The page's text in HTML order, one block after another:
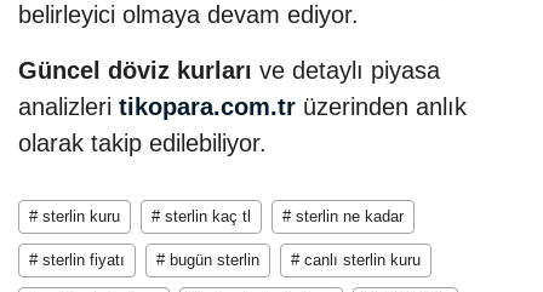
belirleyici olmaya devam ediyor.
Güncel döviz kurları ve detaylı piyasa
analizleri tikopara.com.tr üzerinden anlık
olarak takip edilebiliyor.
# sterlin kuru # sterlin kaç tl # sterlin ne kadar
# sterlin fiyatı # bugün sterlin # canlı sterlin kuru